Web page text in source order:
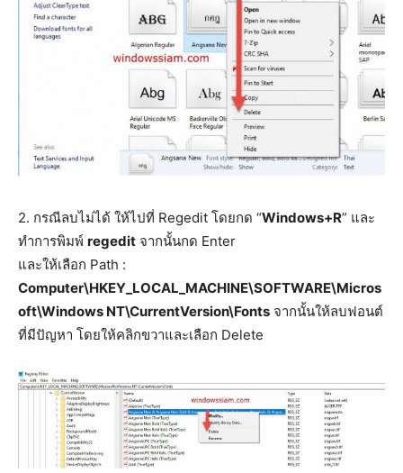
2. กรณีลบไม่ได้ ให้ไปที่ Regedit โดยกด “Windows+R” และ
ทำการพิมพ์ regedit จากนั้นกด Enter
และให้เลือก Path :
Computer\HKEY_LOCAL_MACHINE\SOFTWARE\Micros
oft\Windows NT\CurrentVersion\Fonts จากนั้นให้ลบฟอนต์
ที่มีปัญหา โดยให้คลิกขวาและเลือก Delete